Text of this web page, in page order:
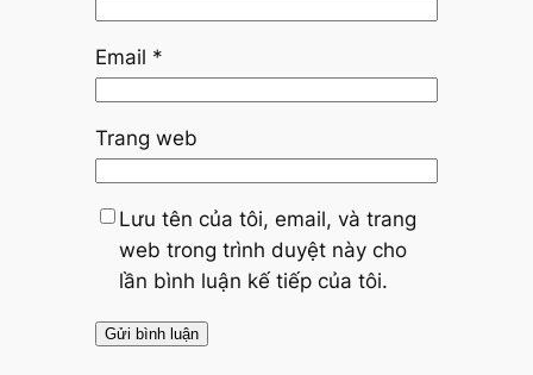
Email *
Trang web
Lưu tên của tôi, email, và trang
web trong trình duyệt này cho
lần bình luận kế tiếp của tôi.